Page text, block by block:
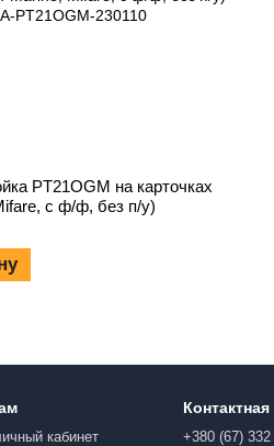
РT21OGM на карточках
с ф/ф, без п/у)
кабинет +380 (67)